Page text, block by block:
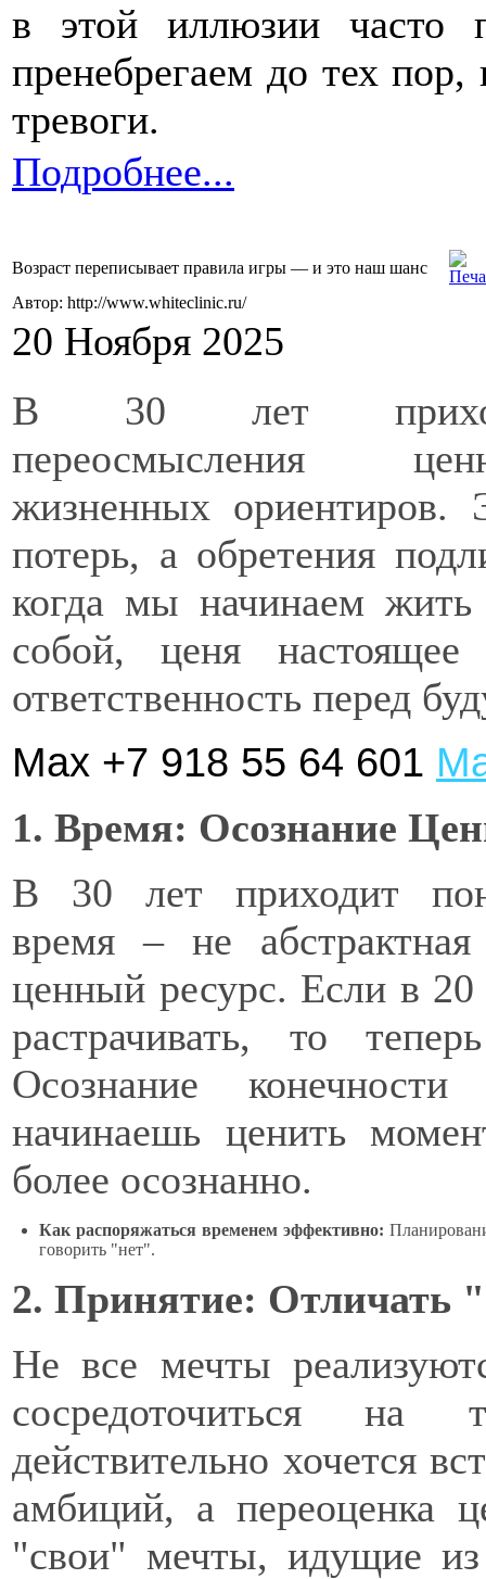
в этой иллюзии часто
пренебрегаем до тех пор,
тревоги.
Подробнее...
Возраст переписывает правила игры — и это наш шанс
Автор: http://www.whiteclinic.ru/
20 Ноября 2025
В 30 лет
переосмысления
жизненных ориентиров.
потерь, а обретения
когда мы начинаем жить
собой, ценя настоящее
ответственность перед
Max +7 918 55 64 601
1. Время: Осознание
В 30 лет приходит
время – не
ценный ресурс. Если в
растрачивать, то
Осознание
начинаешь ценить
более осознанно.
Как распоряжаться временем эффективно:
говорить "нет".
2. Принятие: Отличать
Не все мечты
сосредоточиться
действительно хочется
амбиций, а переоценка
"свои" мечты, идущие